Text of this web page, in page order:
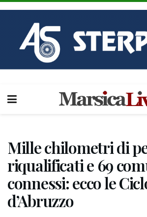
Mille chilometri di
riqualificati e 69
connessi: ecco le
d’Abruzzo